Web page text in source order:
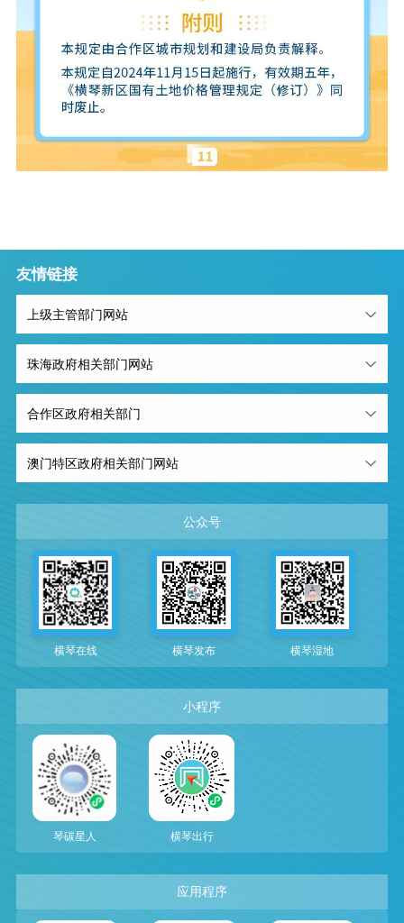
友情链接
上级主管部门网站
珠海政府相关部门网站
合作区政府相关部门
澳门特区政府相关部门网站
公众号
横琴在线 横琴发布 横琴湿地
小程序
琴碳星人 横琴出行
应用程序